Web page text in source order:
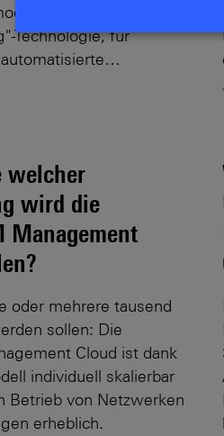
"Software-
Technologie, für
welcher
wird die
Management
oder mehrere tausend
sollen: Die
Cloud ist dank
individuell skalierbar
Betrieb von Netzwerken
erheblich.